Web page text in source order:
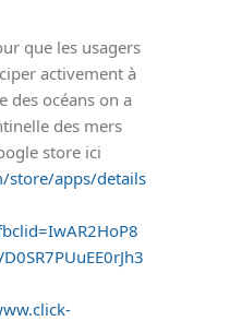
que les usagers
activement à
des océans on a
des mers
store ici
store/apps/details